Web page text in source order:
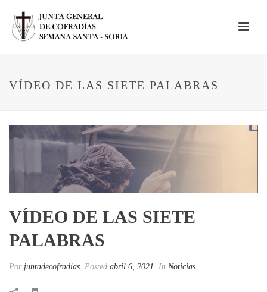
VÍDEO DE LAS SIETE PALABRAS
VÍDEO DE LAS SIETE
PALABRAS
Por juntadecofradias Posted abril 6, 2021 In Noticias